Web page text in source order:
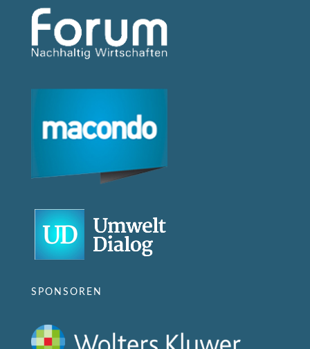
SPONSOREN